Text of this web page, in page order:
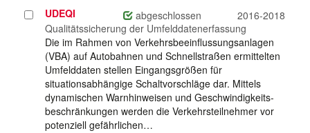
Projekt
auswählen
UDEQI abgeschlossen
2016-2018
Qualitätssicherung der Umfelddatenerfassung
Die im Rahmen von Verkehrsbeeinflussungsanlagen
(VBA) auf Autobahnen und Schnellstraßen ermittelten
Umfelddaten stellen Eingangsgrößen für
situationsabhängige Schaltvorschläge dar. Mittels
dynamischen Warnhinweisen und Geschwindigkeits-
beschränkungen werden die Verkehrsteilnehmer vor
potenziell gefährlichen…